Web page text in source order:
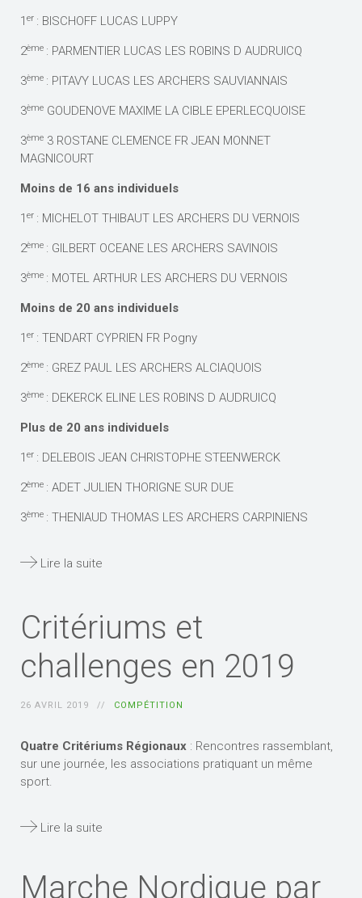
1 er : BISCHOFF LUCAS LUPPY
2ème : PARMENTIER LUCAS LES ROBINS D AUDRUICQ
3ème : PITAVY LUCAS LES ARCHERS SAUVIANNAIS
3ème GOUDENOVE MAXIME LA CIBLE EPERLECQUOISE
3ème 3 ROSTANE CLEMENCE FR JEAN MONNET
MAGNICOURT
Moins de 16 ans individuels
1 er : MICHELOT THIBAUT LES ARCHERS DU VERNOIS
2ème : GILBERT OCEANE LES ARCHERS SAVINOIS
3ème : MOTEL ARTHUR LES ARCHERS DU VERNOIS
Moins de 20 ans individuels
1 er : TENDART CYPRIEN FR Pogny
2ème : GREZ PAUL LES ARCHERS ALCIAQUOIS
3ème : DEKERCK ELINE LES ROBINS D AUDRUICQ
Plus de 20 ans individuels
1 er : DELEBOIS JEAN CHRISTOPHE STEENWERCK
2ème : ADET JULIEN THORIGNE SUR DUE
3ème : THENIAUD THOMAS LES ARCHERS CARPINIENS
Lire la suite
Critériums et
challenges en 2019
26 AVRIL 2019 COMPÉTITION
Quatre Critériums Régionaux : Rencontres rassemblant,
sur une journée, les associations pratiquant un même
sport.
Lire la suite
Marche Nordique par